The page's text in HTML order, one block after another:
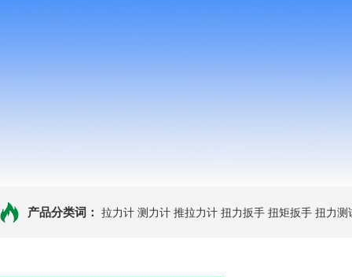
产品分类词： 拉力计 测力计 推拉力计 扭力扳手 扭矩扳手 扭力测